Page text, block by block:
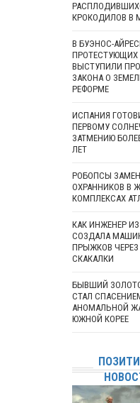
КРОКОДИЛОВ В
В БУЭНОС-
ПРОТЕСТУЮЩИХ
ВЫСТУПИЛИ
ЗАКОНА О
РЕФОРМЕ
ИСПАНИЯ
ПЕРВОМУ
ЗАТМЕНИЮ
ЛЕТ
РОБОПСЫ
ОХРАННИКОВ В
КОМПЛЕКСАХ
КАК ИНЖЕНЕР
СОЗДАЛА
ПРЫЖКОВ ЧЕРЕЗ
СКАКАЛКИ
БЫВШИЙ
СТАЛ
АНОМАЛЬНОЙ
ЮЖНОЙ КОРЕЕ